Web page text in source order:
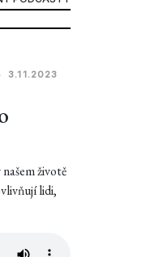
3.11.2023
životě
lidi,